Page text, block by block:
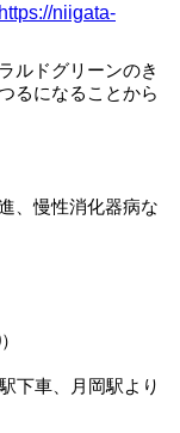
https://niigata-
ルドグリーンのき
るになることから
、慢性消化器病な
下車、月岡駅より